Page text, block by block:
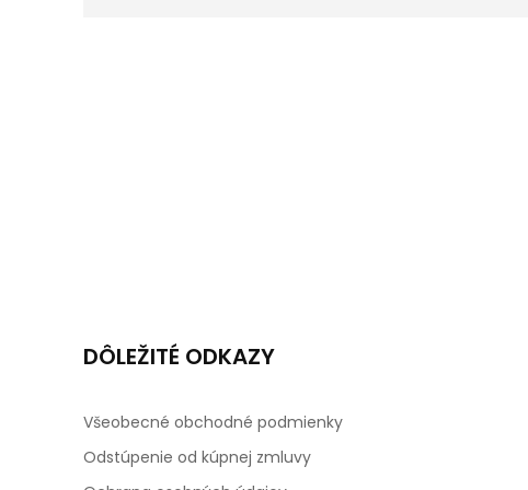
DÔLEŽITÉ ODKAZY
Všeobecné obchodné podmienky
Odstúpenie od kúpnej zmluvy